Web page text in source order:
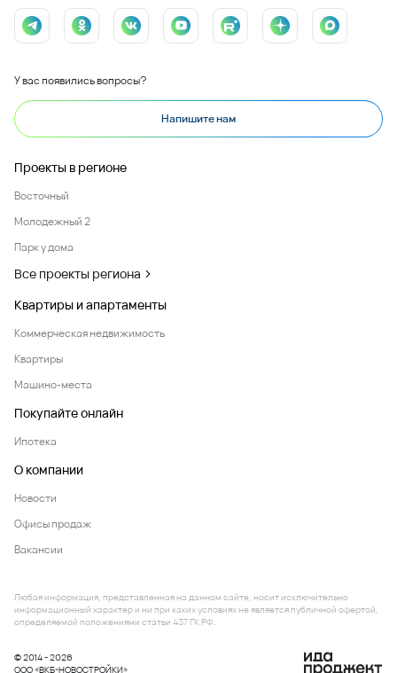
У вас появились вопросы?
Напишите нам
Проекты в регионе
Восточный
Молодежный 2
Парк у дома
Все проекты региона
Квартиры и апартаменты
Коммерческая недвижимость
Квартиры
Машино-места
Покупайте онлайн
Ипотека
О компании
Новости
Офисы продаж
Вакансии
© 2014 - 2026
ООО «ВКБ-НОВОСТРОЙКИ»
Любая информация, представленная на данном сайте, носит исключительно
информационный характер и ни при каких условиях не является публичной офертой,
определяемой положениями статьи 437 ГК РФ.